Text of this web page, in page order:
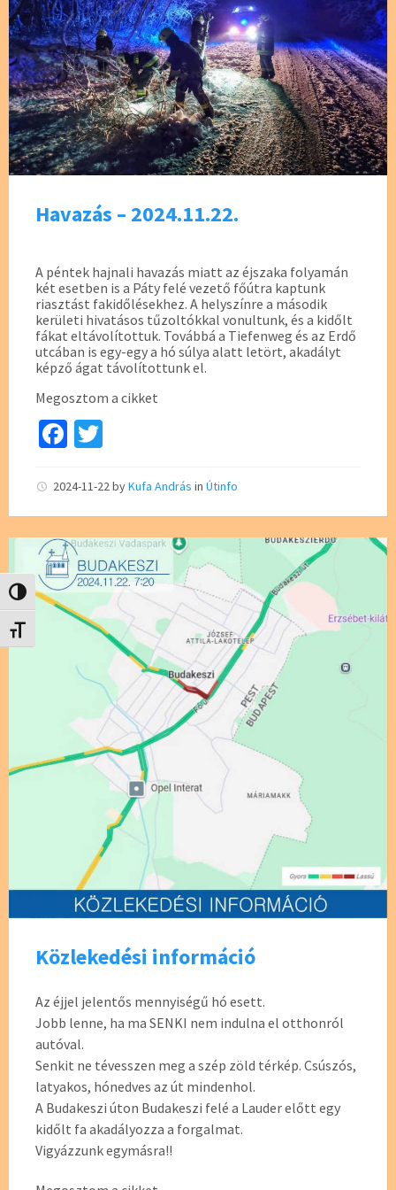
Nagy kontraszt váltása
Betűméret váltása
Havazás – 2024.11.22.
A péntek hajnali havazás miatt az éjszaka folyamán
két esetben is a Páty felé vezető főútra kaptunk
riasztást fakidőlésekhez. A helyszínre a második
kerületi hivatásos tűzoltókkal vonultunk, és a kidőlt
fákat eltávolítottuk. Továbbá a Tiefenweg és az Erdő
utcában is egy-egy a hó súlya alatt letört, akadályt
képző ágat távolítottunk el.
Megosztom a cikket
Fa
b
o
o
k
tt
er
2024-11-22byKufa András in Útinfo
Közlekedési információ
Az éjjel jelentős mennyiségű hó esett.
Jobb lenne, ha ma SENKI nem indulna el otthonról
autóval.
Senkit ne tévesszen meg a szép zöld térkép. Csúszós,
latyakos, hónedves az út mindenhol.
A Budakeszi úton Budakeszi felé a Lauder előtt egy
kidőlt fa akadályozza a forgalmat.
Vigyázzunk egymásra!!